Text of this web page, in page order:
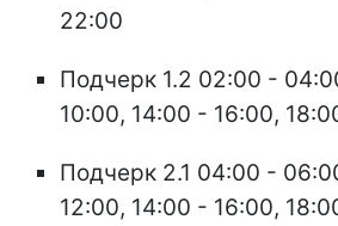
22:00
Подчерк 1.2 02:00 -
10:00, 14:00 - 16:00,
Подчерк 2.1 04:00 -
12:00, 14:00 - 16:00,